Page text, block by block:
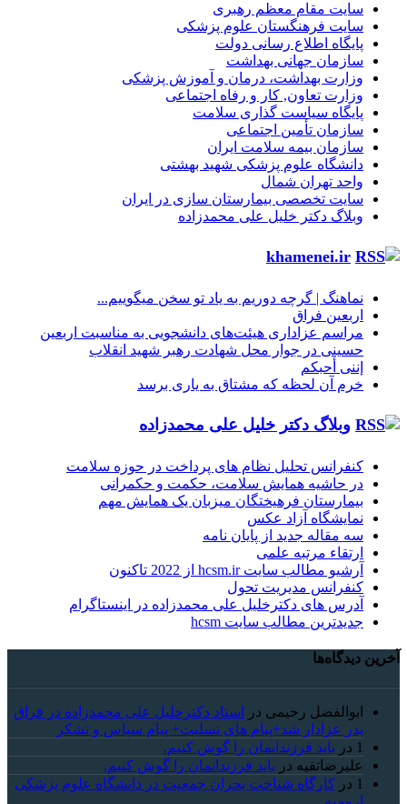
سایت مقام معظم رهبری
سایت فرهنگستان علوم پزشکی
پایگاه اطلاع رسانی دولت
سازمان جهانی بهداشت
وزارت بهداشت، درمان و آموزش پزشکی
وزارت تعاون, کار و رفاه اجتماعی
پایگاه سیاست گذاری سلامت
سازمان تأمین اجتماعی
سازمان بیمه سلامت ایران
دانشگاه علوم پزشکی شهید بهشتی
واحد تهران شمال
سایت تخصصی بیمارستان سازی در ایران
وبلاگ دکتر خلیل علی محمدزاده
khamenei.ir
نماهنگ |‌ گرچه دوریم به یاد تو سخن میگوییم...
اربعین فراق
مراسم عزاداری هیئت‌های دانشجویی به مناسبت اربعین
حسینی در جوار محل شهادت رهبر شهید انقلاب
إننی أحبکم
خرم آن لحظه که مشتاق به یاری برسد
وبلاگ دکتر خلیل علی محمدزاده
کنفرانس تحلیل نظام های پرداخت در حوزه سلامت
در حاشیه همایش سلامت، حکمت و حکمرانی
بیمارستان فرهیختگان میزبان یک همایش مهم
نمایشگاه آزاد عکس
سه مقاله جدید از پایان نامه
ارتقاء مرتبه علمی
آرشیو مطالب سایت hcsm.ir از 2022 تاکنون
کنفرانس مدیریت تحول
آدرس های دکترخلیل علی محمدزاده در اینستاگرام
جدیدترین مطالب سایت hcsm
آخرین دیدگاه‌ها
ابوالفضل رحیمی در
استاد دکترخلیل علی محمدزاده در فراق
پدر عزادار شد+پیام های تسلیت+ پیام سپاس و تشکر
1 در باید فرزندانمان را گوش کنیم.
علیرضاتقیه در باید فرزندانمان را گوش کنیم.
1 در کارگاه شناخت بحران جمعیت در دانشگاه علوم پزشکی
ارومیه